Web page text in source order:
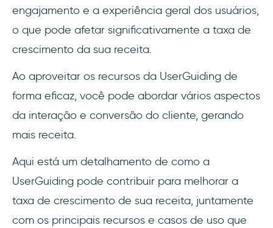
engajamento e a experiência geral dos usuários,
o que pode afetar significativamente a taxa de
crescimento da sua receita.
Ao aproveitar os recursos da UserGuiding de
forma eficaz, você pode abordar vários aspectos
da interação e conversão do cliente, gerando
mais receita.
Aqui está um detalhamento de como a
UserGuiding pode contribuir para melhorar a
taxa de crescimento de sua receita, juntamente
com os principais recursos e casos de uso que